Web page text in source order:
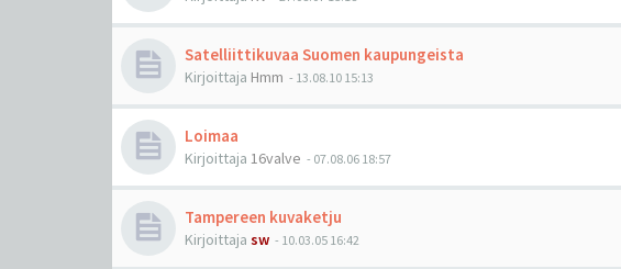
Satelliittikuvaa Suomen kaupungeista
Kirjoittaja Hmm - 13.08.10 15:13
Loimaa
Kirjoittaja 16valve - 07.08.06 18:57
Tampereen kuvaketju
Kirjoittaja sw - 10.03.05 16:42